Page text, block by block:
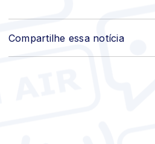
Compartilhe essa notícia